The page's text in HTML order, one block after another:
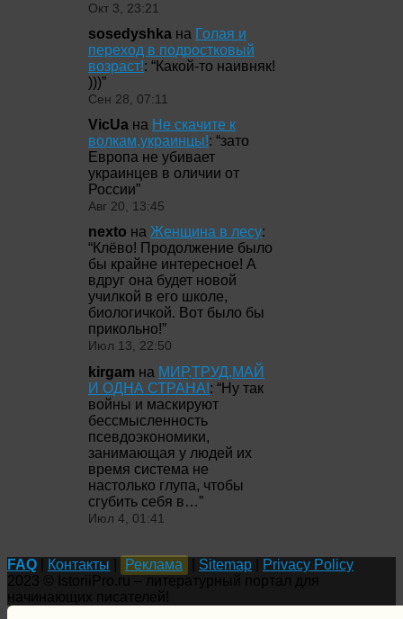
Окт 3, 23:21
sosedyshka на Голая и
переход в подростковый
возраст!: “Какой-то наивняк!
)))”
Сен 28, 07:11
VicUa на Не скачите к
волкам,украинцы!: “зато
Европа не убивает
украинцев в оличии от
России”
Авг 20, 13:45
nexto на Женщина в лесу:
“Клёво! Продолжение было
бы крайне интересное! А
вдруг она будет новой
училкой в его школе,
биологичкой. Вот было бы
прикольно!”
Июл 13, 22:50
kirgam на МИР,ТРУД,МАЙ
И ОДНА СТРАНА!: “Ну так
войны и маскируют
бессмысленность
псевдоэкономики,
занимающая у людей их
время система не
настолько глупа, чтобы
сгубить себя в…”
Июл 4, 01:41
FAQ Контакты Реклама Sitemap
Privacy Policy